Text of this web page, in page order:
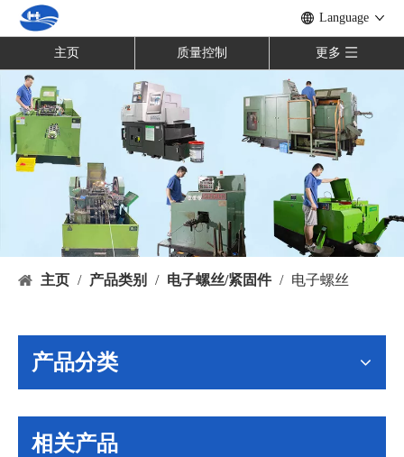
Language
主页 质量控制 更多
主页 / 产品类别 / 电子螺丝/紧固件 / 电子螺丝
产品分类
相关产品